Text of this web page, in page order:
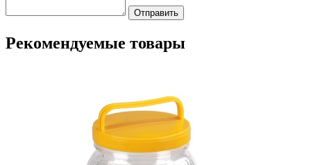
Отправить
Рекомендуемые товары